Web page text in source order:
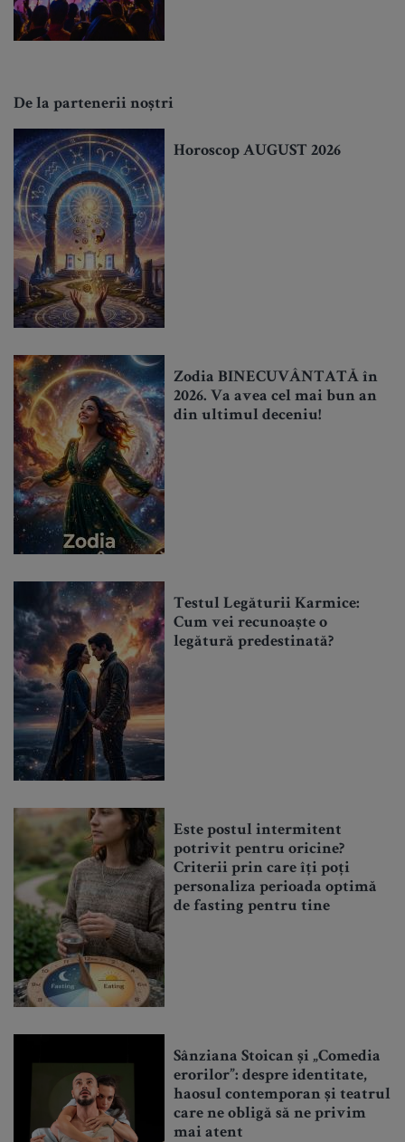
De la partenerii noștri
Horoscop AUGUST 2026
Zodia BINECUVÂNTATĂ în
2026. Va avea cel mai bun an
din ultimul deceniu!
Testul Legăturii Karmice:
Cum vei recunoaște o
legătură predestinată?
Este postul intermitent
potrivit pentru oricine?
Criterii prin care îți poți
personaliza perioada optimă
de fasting pentru tine
Sânziana Stoican și „Comedia
erorilor”: despre identitate,
haosul contemporan și teatrul
care ne obligă să ne privim
mai atent